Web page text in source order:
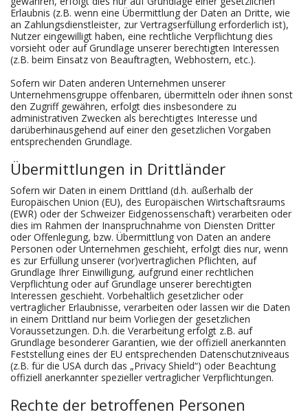
Erlaubnis (z.B. wenn eine Übermittlung der Daten an Dritte, wie
an Zahlungsdienstleister, zur Vertragserfüllung erforderlich ist),
Nutzer eingewilligt haben, eine rechtliche Verpflichtung dies
vorsieht oder auf Grundlage unserer berechtigten Interessen
(z.B. beim Einsatz von Beauftragten, Webhostern, etc.).
Sofern wir Daten anderen Unternehmen unserer
Unternehmensgruppe offenbaren, übermitteln oder ihnen sonst
den Zugriff gewähren, erfolgt dies insbesondere zu
administrativen Zwecken als berechtigtes Interesse und
darüberhinausgehend auf einer den gesetzlichen Vorgaben
entsprechenden Grundlage.
Übermittlungen in Drittländer
Sofern wir Daten in einem Drittland (d.h. außerhalb der
Europäischen Union (EU), des Europäischen Wirtschaftsraums
(EWR) oder der Schweizer Eidgenossenschaft) verarbeiten oder
dies im Rahmen der Inanspruchnahme von Diensten Dritter
oder Offenlegung, bzw. Übermittlung von Daten an andere
Personen oder Unternehmen geschieht, erfolgt dies nur, wenn
es zur Erfüllung unserer (vor)vertraglichen Pflichten, auf
Grundlage Ihrer Einwilligung, aufgrund einer rechtlichen
Verpflichtung oder auf Grundlage unserer berechtigten
Interessen geschieht. Vorbehaltlich gesetzlicher oder
vertraglicher Erlaubnisse, verarbeiten oder lassen wir die Daten
in einem Drittland nur beim Vorliegen der gesetzlichen
Voraussetzungen. D.h. die Verarbeitung erfolgt z.B. auf
Grundlage besonderer Garantien, wie der offiziell anerkannten
Feststellung eines der EU entsprechenden Datenschutzniveaus
(z.B. für die USA durch das „Privacy Shield“) oder Beachtung
offiziell anerkannter spezieller vertraglicher Verpflichtungen.
Rechte der betroffenen Personen